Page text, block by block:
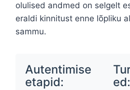
olulised andmed on selgelt
eraldi kinnitust enne lõpliku
sammu.
Autentimise
etapid:
ed: